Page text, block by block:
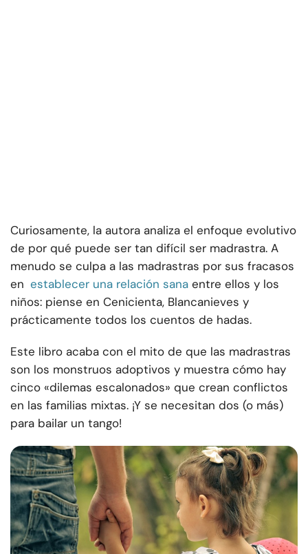
Curiosamente, la autora analiza el enfoque evolutivo
de por qué puede ser tan difícil ser madrastra. A
menudo se culpa a las madrastras por sus fracasos
en establecer una relación sana entre ellos y los
niños: piense en Cenicienta, Blancanieves y
prácticamente todos los cuentos de hadas.
Este libro acaba con el mito de que las madrastras
son los monstruos adoptivos y muestra cómo hay
cinco «dilemas escalonados» que crean conflictos
en las familias mixtas. ¡Y se necesitan dos (o más)
para bailar un tango!